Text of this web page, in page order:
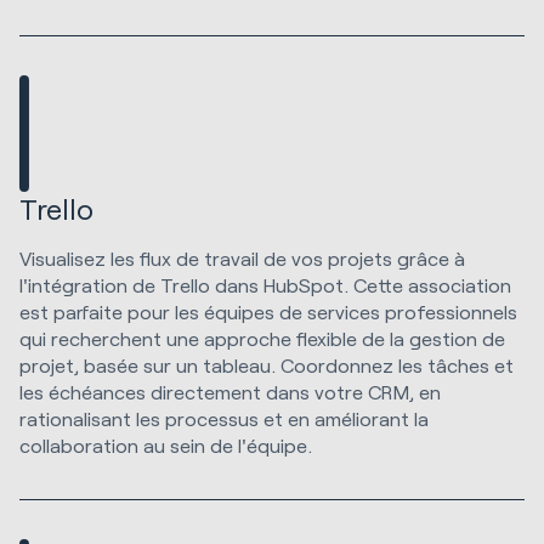
Trello
Visualisez les flux de travail de vos projets grâce à
l'intégration de Trello dans HubSpot. Cette association
est parfaite pour les équipes de services professionnels
qui recherchent une approche flexible de la gestion de
projet, basée sur un tableau. Coordonnez les tâches et
les échéances directement dans votre CRM, en
rationalisant les processus et en améliorant la
collaboration au sein de l'équipe.